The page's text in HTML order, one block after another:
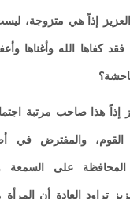
إذاً هي متزوجة،
كفاها الله وأغناها
إذاً هذا صاحب مرتبة
والمفترض في
المحافظة على
تراود العادة أن